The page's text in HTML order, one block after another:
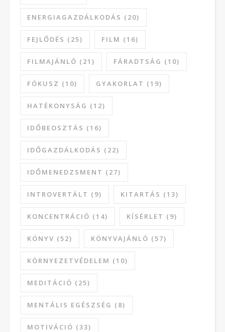
ENERGIAGAZDÁLKODÁS (20)
FEJLŐDÉS (25) FILM (16)
FILMAJÁNLÓ (21) FÁRADTSÁG (10)
FÓKUSZ (10) GYAKORLAT (19)
HATÉKONYSÁG (12)
IDŐBEOSZTÁS (16)
IDŐGAZDÁLKODÁS (22)
IDŐMENEDZSMENT (27)
INTROVERTÁLT (9) KITARTÁS (13)
KONCENTRÁCIÓ (14) KÍSÉRLET (9)
KÖNYV (52) KÖNYVAJÁNLÓ (57)
KÖRNYEZETVÉDELEM (10)
MEDITÁCIÓ (25)
MENTÁLIS EGÉSZSÉG (8)
MOTIVÁCIÓ (33)